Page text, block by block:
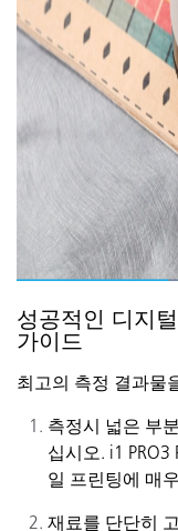
성공적인 디지
가이드
최고의 측정 결과물
측정시 넓은 부
십시오. i1 PRO3
일 프린팅에 매우
재료를 단단히